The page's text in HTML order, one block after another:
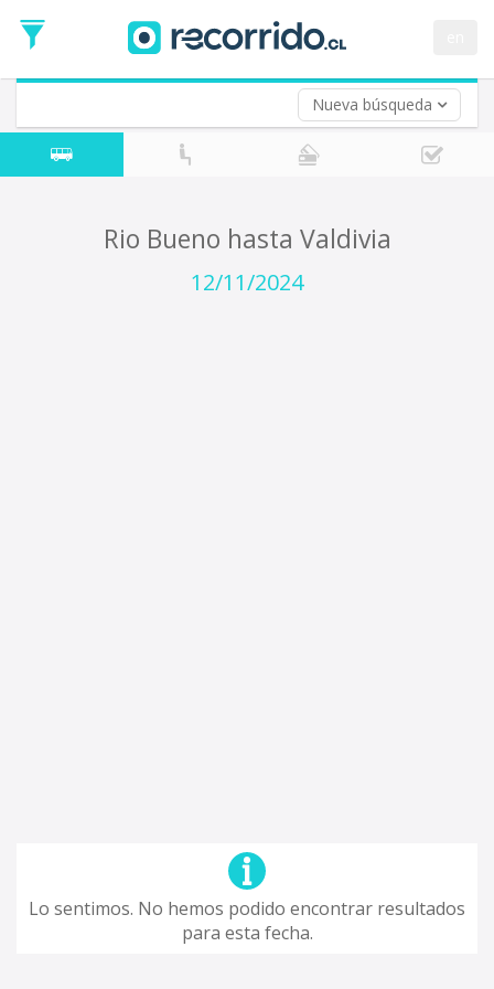
Nueva búsqueda
de
Ida
Vuelta (opcional)
Fecha
de
Rio Bueno hasta Valdivia
12/11/2024
Lo sentimos. No hemos podido encontrar resultados
para esta fecha.